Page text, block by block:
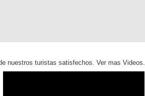
nuestros turistas satisfechos. Ver mas Videos.